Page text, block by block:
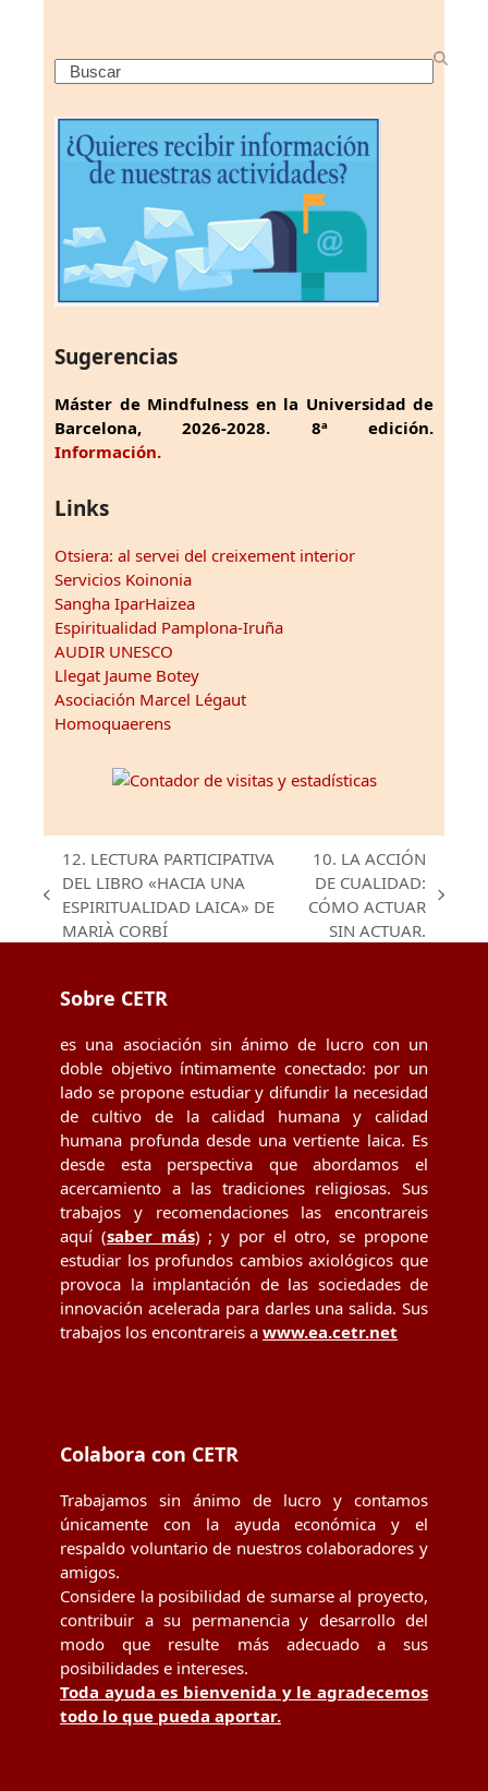
Search
Sugerencias
Máster de Mindfulness en la Universidad de
Barcelona, 2026-2028. 8ª edición.
Información.
Links
Otsiera: al servei del creixement interior
Servicios Koinonia
Sangha IparHaizea
Espiritualidad Pamplona-Iruña
AUDIR UNESCO
Llegat Jaume Botey
Asociación Marcel Légaut
Homoquaerens
previous
post:
12. LECTURA PARTICIPATIVA
DEL LIBRO «HACIA UNA
ESPIRITUALIDAD LAICA» DE
MARIÀ CORBÍ
next
post:
10. LA ACCIÓN
DE CUALIDAD:
CÓMO ACTUAR
SIN ACTUAR.
Sobre CETR
es una asociación sin ánimo de lucro con un
doble objetivo íntimamente conectado: por un
lado se propone estudiar y difundir la necesidad
de cultivo de la calidad humana y calidad
humana profunda desde una vertiente laica. Es
desde esta perspectiva que abordamos el
acercamiento a las tradiciones religiosas. Sus
trabajos y recomendaciones las encontrareis
aquí (saber más) ; y por el otro, se propone
estudiar los profundos cambios axiológicos que
provoca la implantación de las sociedades de
innovación acelerada para darles una salida. Sus
trabajos los encontrareis a www.ea.cetr.net
Colabora con CETR
Trabajamos sin ánimo de lucro y contamos
únicamente con la ayuda económica y el
respaldo voluntario de nuestros colaboradores y
amigos.
Considere la posibilidad de sumarse al proyecto,
contribuir a su permanencia y desarrollo del
modo que resulte más adecuado a sus
posibilidades e intereses.
Toda ayuda es bienvenida y le agradecemos
todo lo que pueda aportar.